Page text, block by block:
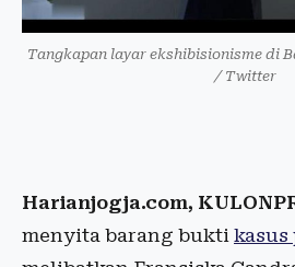
Tangkapan layar ekshibisionisme di
/ Twitter
Harianjogja.com,
menyita barang bukti